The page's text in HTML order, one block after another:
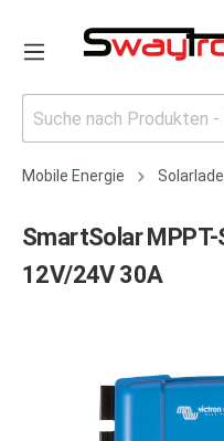
Mobile Energie
SmartSolar
12V/24V 30A